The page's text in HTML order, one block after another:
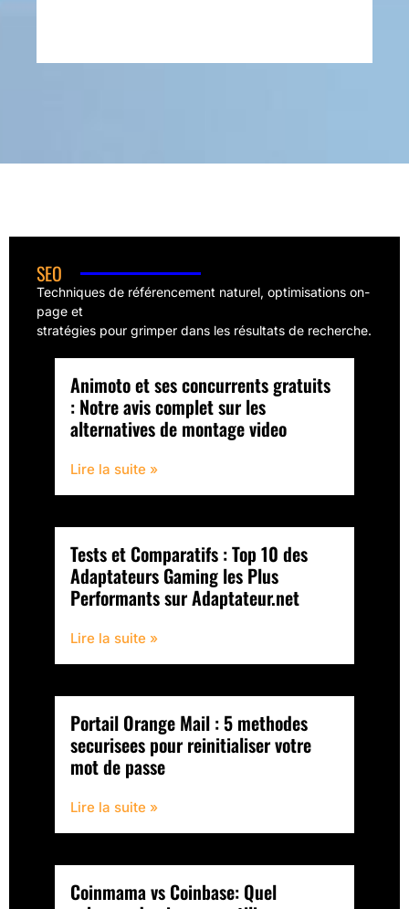
SEO
Techniques de référencement naturel, optimisations on-
page et
stratégies pour grimper dans les résultats de recherche.
Animoto et ses concurrents gratuits
: Notre avis complet sur les
alternatives de montage video
Lire la suite »
Tests et Comparatifs : Top 10 des
Adaptateurs Gaming les Plus
Performants sur Adaptateur.net
Lire la suite »
Portail Orange Mail : 5 methodes
securisees pour reinitialiser votre
mot de passe
Lire la suite »
Coinmama vs Coinbase: Quel